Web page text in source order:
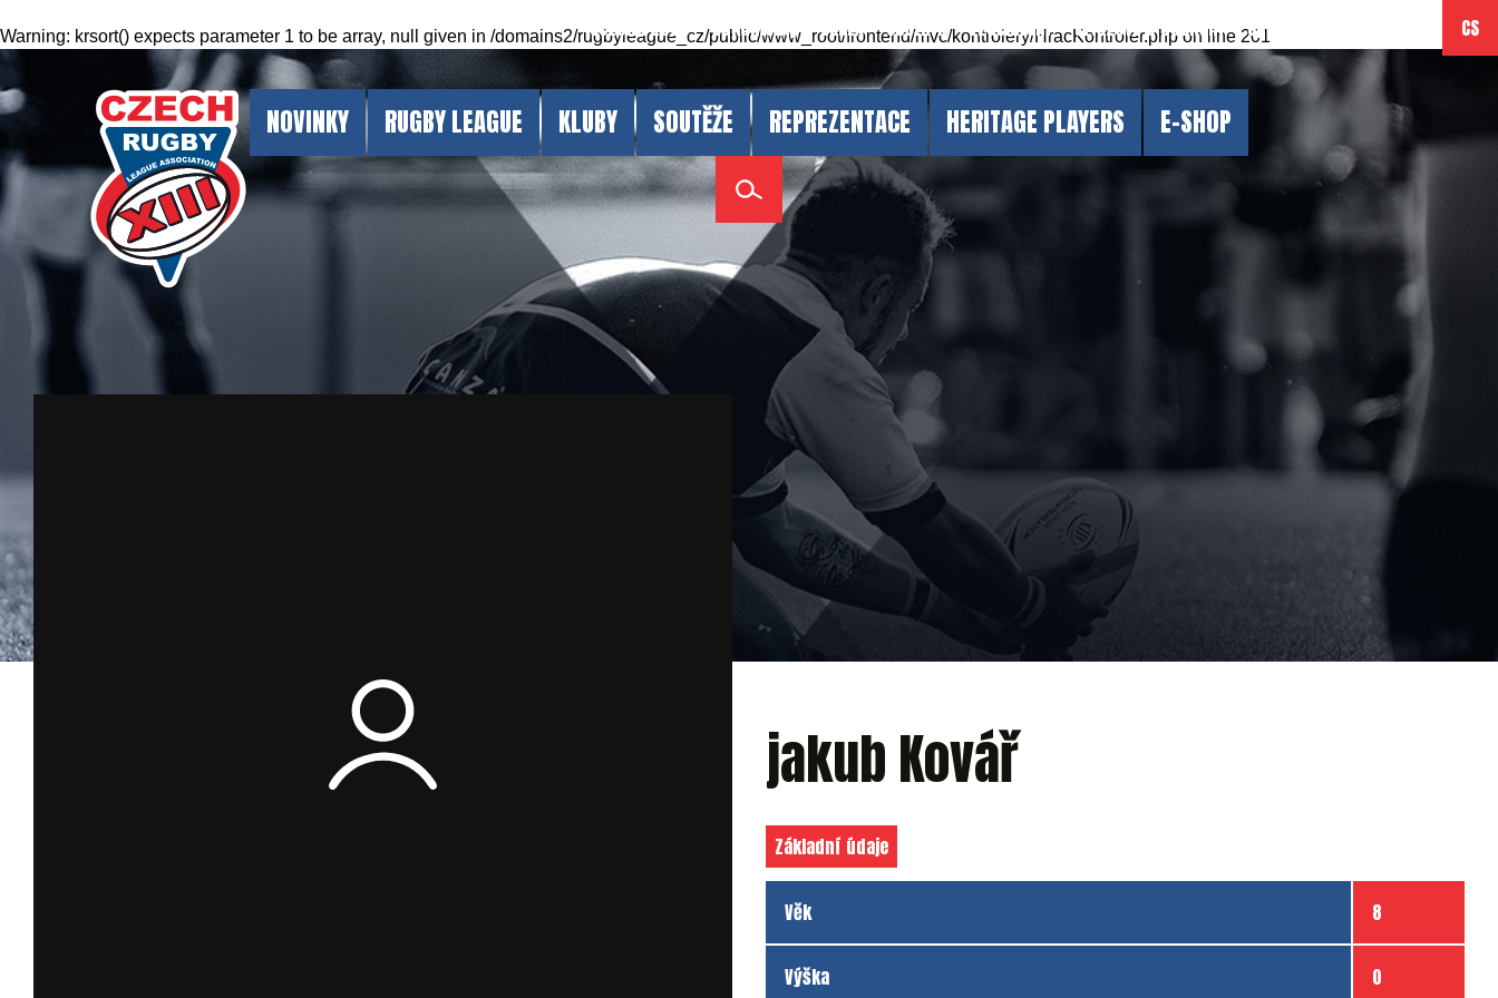
Warning: krsort() expects parameter 1 to be array, null given in /domains2/rugbyleague_cz/public/www_root/frontend/mvc/kontrolery/HracKontroler.php on line 201 CS
Sezóna 2026 Dokumenty CZRLA Oběžník Vzdělávání Vítězové & ocenění Sponzoring
NOVINKY RUGBY LEAGUE KLUBY SOUTĚŽE REPREZENTACE HERITAGE PLAYERS E-SHOP
jakub Kovář
Základní údaje
Věk 8
Výška 0